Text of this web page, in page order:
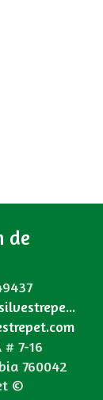
de
contacto@silvestrepet.com
# 7-16
760042
©